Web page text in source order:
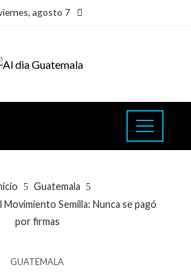
agosto 7
Guatemala
Semilla: Nunca se pagó
por firmas
GUATEMALA